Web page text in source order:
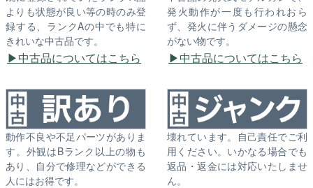
よりも状態が良い等の時のみ登
録する、ランクAの中でも特に
きれいな中古品です。
中古品についてはこちら
発火動作が一度も行われおら
ず、発火に伴うダメージの懸念
がない物です。
中古品についてはこちら
動作不良や不足パーツがありま
す。外観はBランク以上の物も
あり、自分で修理などができる
人にはお得です。
壊れています。自己責任でご利
用ください。いかなる場合でも
返品・返金には対応いたしませ
ん。